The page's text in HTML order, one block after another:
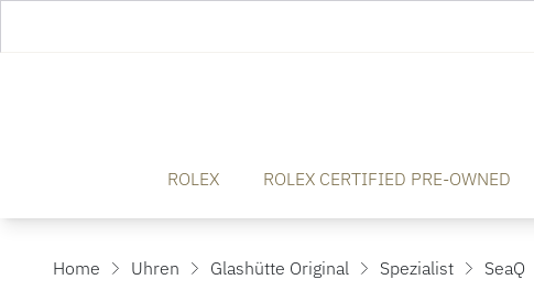
ROLEX ROLEX CERTIFIED PRE-OWNED
Home Uhren Glashütte Original Spezialist SeaQ